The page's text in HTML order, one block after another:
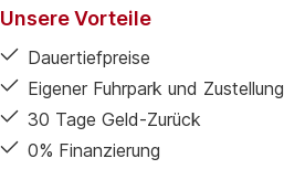
Unsere Vorteile
Dauertiefpreise
Eigener Fuhrpark und Zustellung
30 Tage Geld-Zurück
0% Finanzierung